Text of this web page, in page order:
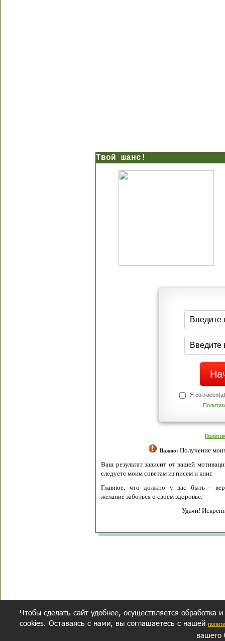
Твой шанс!
Я
Важно: Получение
Ваш результат зависит от вашей
следуете моим советам из писем и книг.
Главное, что должно у вас быть -
желание заботься о своем здоровье.
Удачи!
Чтобы сделать сайт удобнее, осуществляется обработка
cookies. Оставаясь с нами, вы соглашаетесь с нашей
вашего